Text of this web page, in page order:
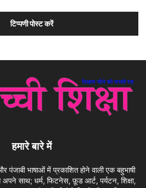
हमारे बारे में
पंजाबी भाषाओं में प्रकाशित होने वाली एक बहुभाषी
अपने साथ; धर्म, फिटनेस, फ़ूड आर्ट, पर्यटन, शिक्षा,